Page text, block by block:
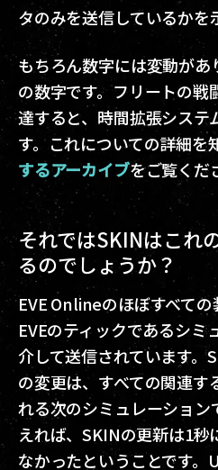
タのみを送信しているかを
もちろん数字には変動があ
の数字です。フリートの戦
達すると、時間拡張システ
す。これについての詳細を
するアーカイブをご覧くだ
それではSKINはこれ
るのでしょうか？
EVE Onlineのほぼすべての
EVEのティックであるシミ
介して送信されています。
の変更は、すべての関連す
れる次のシミュレーション
えれば、SKINの更新は1秒
なかったということです。